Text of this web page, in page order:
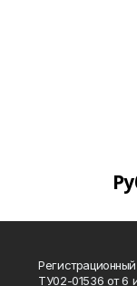
ТУ02-01536 от 6